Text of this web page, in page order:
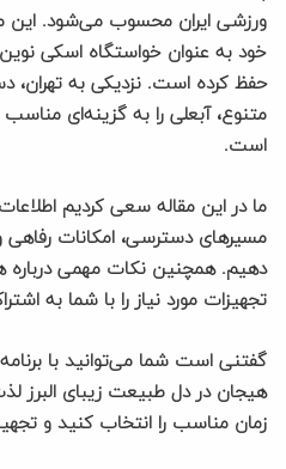
ورزشی ایران محسوب می‌شود. این
خود به عنوان خواستگاه اسکی
حفظ کرده است. نزدیکی به تهران،
متنوع، آبعلی را به گزینه‌ای
است.
ما در این مقاله سعی کردیم
مسیرهای دسترسی، امکانات رفاهی
دهیم. همچنین نکات مهمی درباره
تجهیزات مورد نیاز را با شما به
گفتنی است شما می‌توانید با
هیجان در دل طبیعت زیبای البرز
زمان مناسب را انتخاب کنید و